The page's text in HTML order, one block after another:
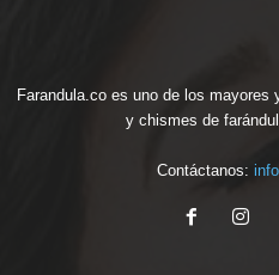
Farandula.co es uno de los
y chismes de
Contáctanos: